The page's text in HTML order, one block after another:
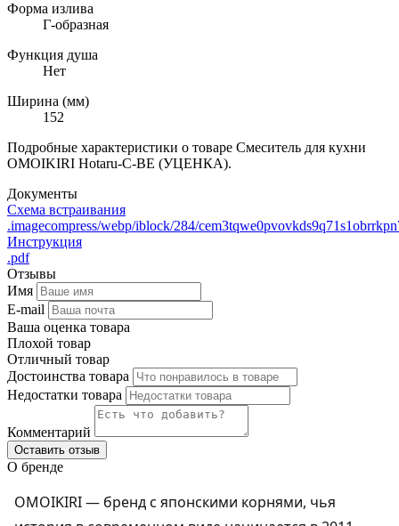
Форма излива
Г-образная
Функция душа
Нет
Ширина (мм)
152
Подробные характеристики о товаре Смеситель для кухни
OMOIKIRI Hotaru-C-BE (УЦЕНКА).
Документы
Схема встраивания
.imagecompress/webp/iblock/284/
Инструкция
.pdf
Отзывы
Имя
E-mail
Ваша оценка товара
Плохой товар
Отличный товар
Достоинства товара
Недостатки товара
Комментарий
Оставить отзыв
О бренде
OMOIKIRI — бренд с японскими корнями, чья